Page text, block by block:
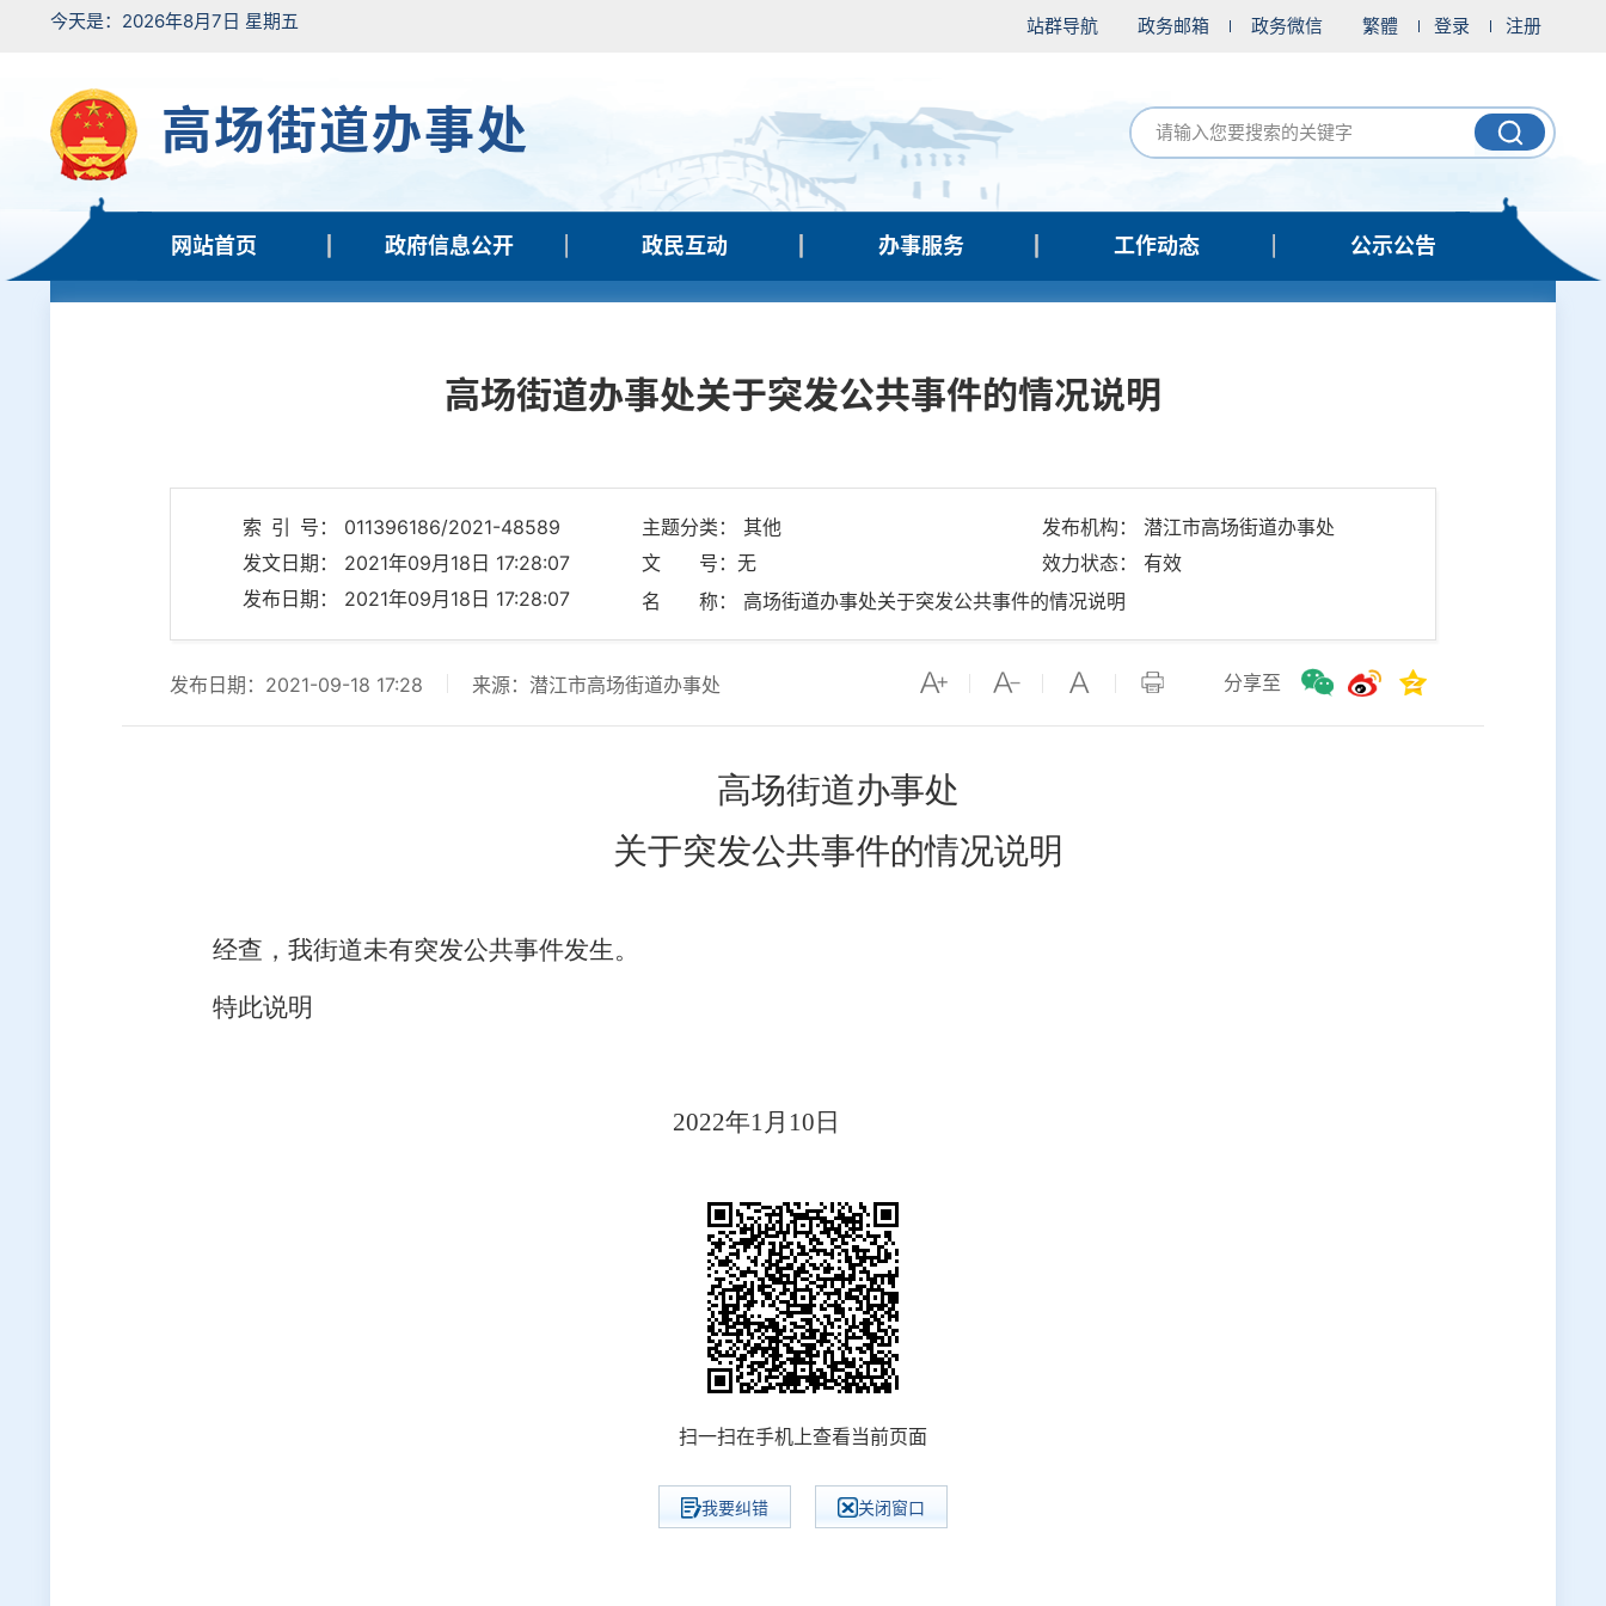
今天是：2026年8月7日 星期五 站群导航 政务邮箱 政务微信 繁體 登录 注册
高场街道办事处
网站首页 政府信息公开 政民互动 办事服务 工作动态 公示公告
高场街道办事处关于突发公共事件的情况说明
索 引 号： 011396186/2021-48589 主题分类： 其他
发布机构： 潜江市高场街道办事处
发文日期： 2021年09月18日 17:28:07
文 号：无
效力状态： 有效
发布日期： 2021年09月18日 17:28:07
名 称： 高场街道办事处关于突发公共事件的情况说明
分享至
发布日期：2021-09-18 17:28 来源：潜江市高场街道办事处
高场街道办事处
关于突发公共事件的情况说明
经查，我街道未有突发公共事件发生。
特此说明
2022年1月10日
扫一扫在手机上查看当前页面
我要纠错 关闭窗口